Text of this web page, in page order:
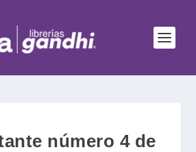
número 4 de